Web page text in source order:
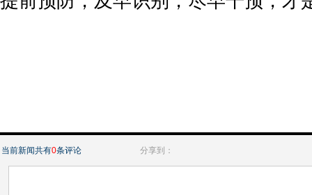
当前新闻共有0条评论 分享到：